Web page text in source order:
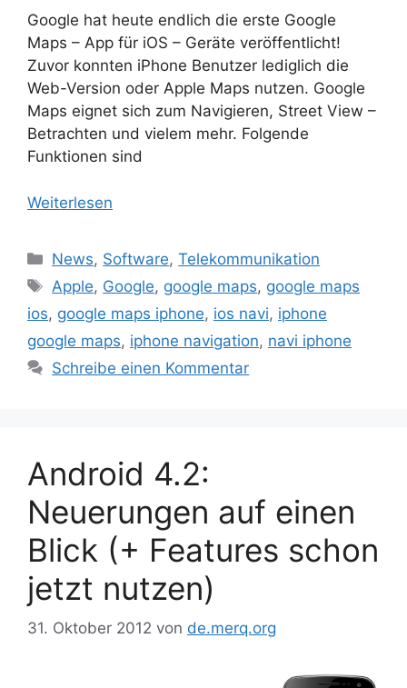
Google hat heute endlich die erste Google
Maps – App für iOS – Geräte veröffentlicht!
Zuvor konnten iPhone Benutzer lediglich die
Web-Version oder Apple Maps nutzen. Google
Maps eignet sich zum Navigieren, Street View –
Betrachten und vielem mehr. Folgende
Funktionen sind
Weiterlesen
Kategorien
News, Software,Telekommunikation
Schlagwörter
Apple, Google, google maps, google maps
ios, google maps iphone, ios navi, iphone
google maps, iphone navigation, navi iphone
Schreibe einen Kommentar
Android 4.2:
Neuerungen auf einen
Blick (+ Features schon
jetzt nutzen)
31. Oktober 2012 von de.merq.org